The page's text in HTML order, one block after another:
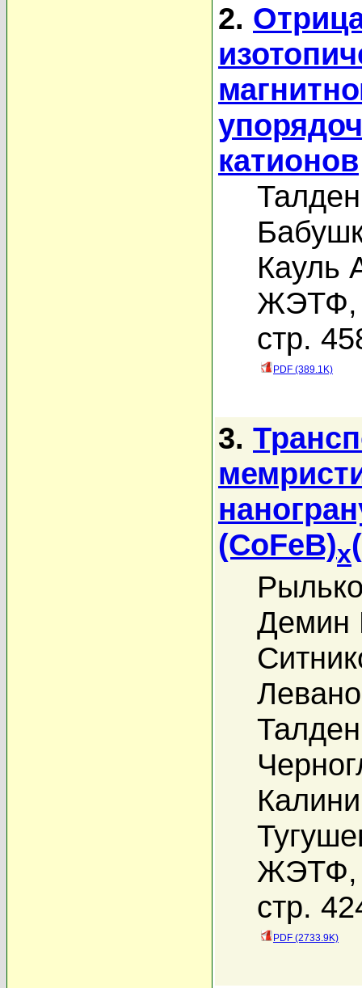
2.
катионов
Кауль
ЖЭТФ,
стр.
PDF (389.1K)
3.
(CoFeB)x
Демин
ЖЭТФ,
стр.
PDF (2733.9K)